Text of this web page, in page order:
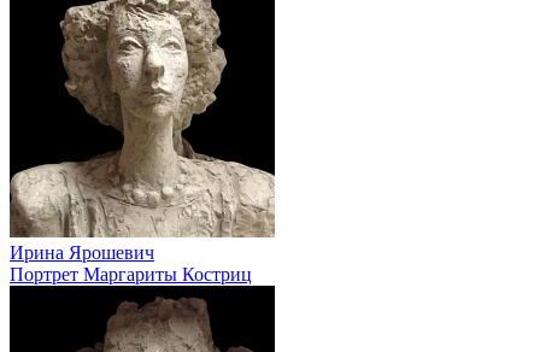
Ирина Ярошевич
Портрет Маргариты Костриц